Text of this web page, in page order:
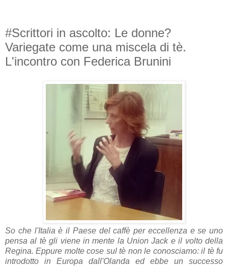
#Scrittori in ascolto: Le donne?
Variegate come una miscela di tè.
L'incontro con Federica Brunini
So che l'Italia è il Paese del caffè per eccellenza e se uno
pensa al tè gli viene in mente la Union Jack e il volto della
Regina. Eppure molte cose sul tè non le conosciamo: il tè fu
introdotto in Europa dall'Olanda ed ebbe un successo